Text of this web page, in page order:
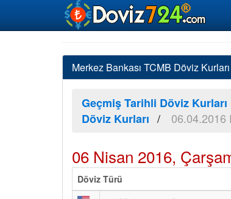
Merkez Bankası TCMB Döviz
Geçmiş Tarihli Döviz Kurları
Döviz Kurları
06.04.2016
06 Nisan 2016,
Döviz Türü